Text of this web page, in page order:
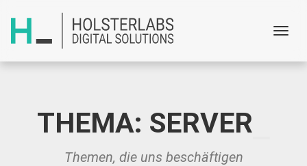
Menu
THEMA: SERVER
Themen, die uns beschäftigen